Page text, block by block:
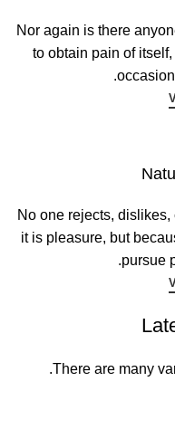
Nor again is there
to obtain pain of
No one rejects,
it is pleasure, but
pursue
There are many